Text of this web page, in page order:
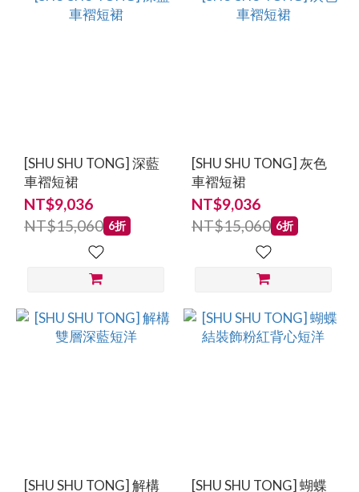
[SHU SHU TONG] 深藍
車褶短裙
NT$9,036
NT$15,060 6折
[SHU SHU TONG] 灰色
車褶短裙
NT$9,036
NT$15,060 6折
[SHU SHU TONG] 解構
[SHU SHU TONG] 蝴蝶